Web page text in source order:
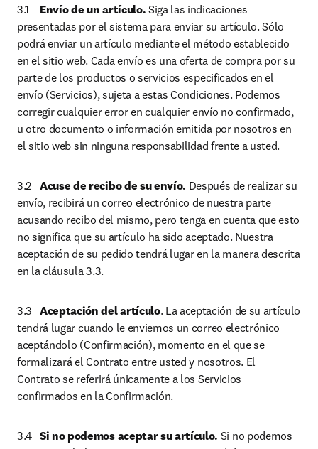
Envío de un artículo. Siga las indicaciones
presentadas por el sistema para enviar su artículo. Sólo
podrá enviar un artículo mediante el método establecido
en el sitio web. Cada envío es una oferta de compra por su
parte de los productos o servicios especificados en el
envío (Servicios), sujeta a estas Condiciones. Podemos
corregir cualquier error en cualquier envío no confirmado,
u otro documento o información emitida por nosotros en
el sitio web sin ninguna responsabilidad frente a usted.
Acuse de recibo de su envío. Después de realizar su
envío, recibirá un correo electrónico de nuestra parte
acusando recibo del mismo, pero tenga en cuenta que esto
no significa que su artículo ha sido aceptado. Nuestra
aceptación de su pedido tendrá lugar en la manera descrita
en la cláusula 3.3.
Aceptación del artículo. La aceptación de su artículo
tendrá lugar cuando le enviemos un correo electrónico
aceptándolo (Confirmación), momento en el que se
formalizará el Contrato entre usted y nosotros. El
Contrato se referirá únicamente a los Servicios
confirmados en la Confirmación.
Si no podemos aceptar su artículo. Si no podemos